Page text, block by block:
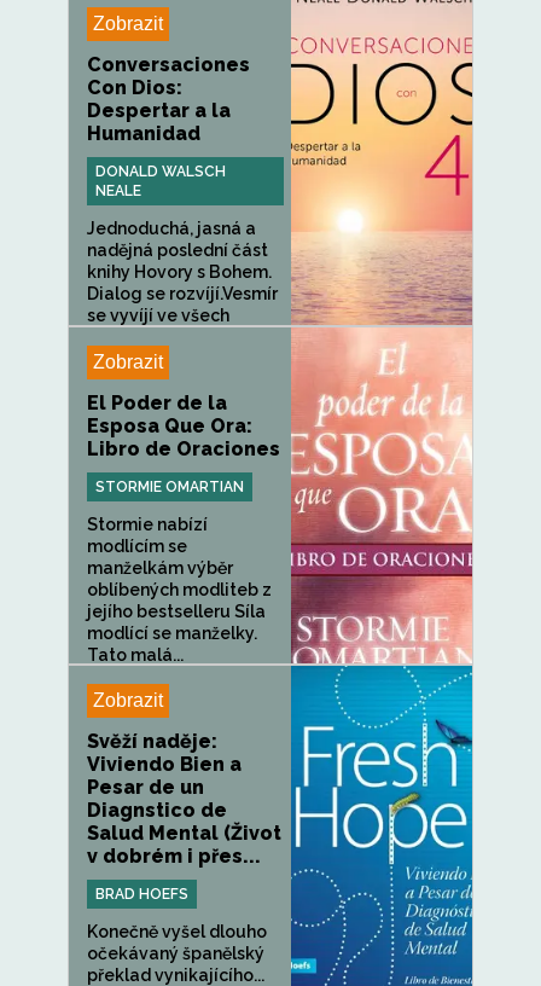
Zobrazit
Conversaciones
Con Dios:
Despertar a la
Humanidad
DONALD WALSCH
NEALE
Jednoduchá, jasná a
nadějná poslední část
knihy Hovory s Bohem.
Dialog se rozvíjí.Vesmír
se vyvíjí ve všech
Zobrazit
El Poder de la
Esposa Que Ora:
Libro de Oraciones
STORMIE OMARTIAN
Stormie nabízí
modlícím se
manželkám výběr
oblíbených modliteb z
jejího bestselleru Síla
modlící se manželky.
Tato malá...
Zobrazit
Svěží naděje:
Viviendo Bien a
Pesar de un
Diagnstico de
Salud Mental (Život
v dobrém i přes...
BRAD HOEFS
Konečně vyšel dlouho
očekávaný španělský
překlad vynikajícího...